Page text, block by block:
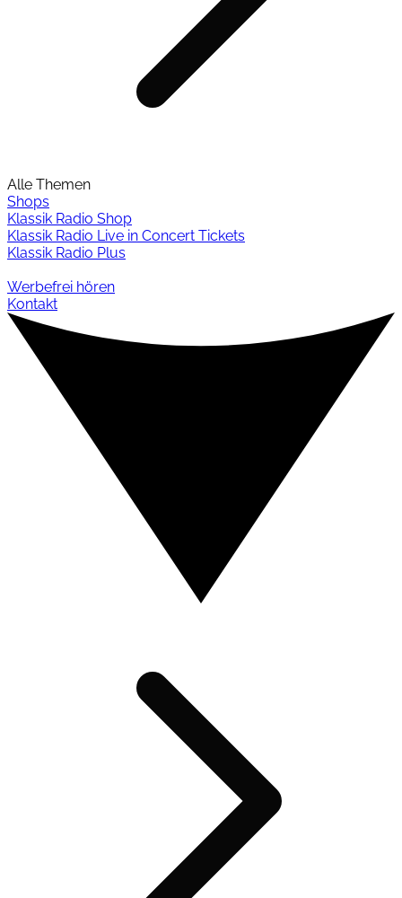
Alle Themen
Shops
Klassik Radio Shop
Klassik Radio Live in Concert Tickets
Klassik Radio Plus
Werbefrei hören
Kontakt